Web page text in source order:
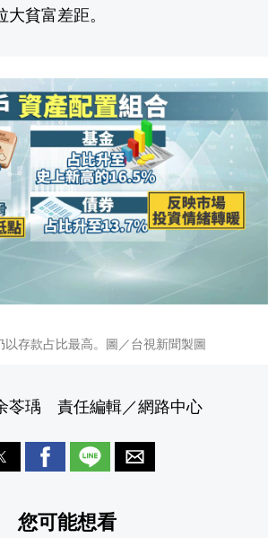
貧富差距。
以存款占比最高。圖／台視新聞製圖
苓瑀 責任編輯／網路中心
您可能想看